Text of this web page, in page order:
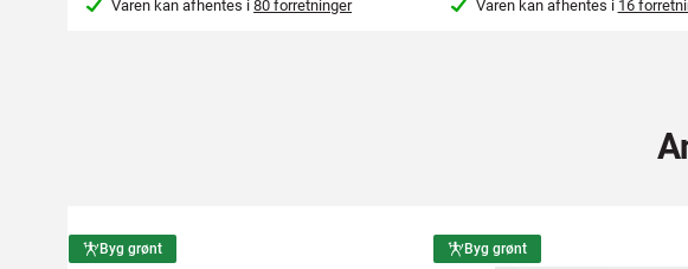
Varen kan afhentes i80 forretninger
Varen kan afhentes i 16
Byg grønt Byg grønt